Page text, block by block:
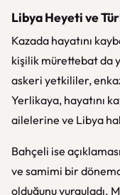
Libya Heyeti ve
Kazada hayatını
kişilik mürettebat da
askeri yetkililer,
Yerlikaya, hayatını
ailelerine ve Libya
Bahçeli ise
ve samimi bir
olduğunu vurguladı.